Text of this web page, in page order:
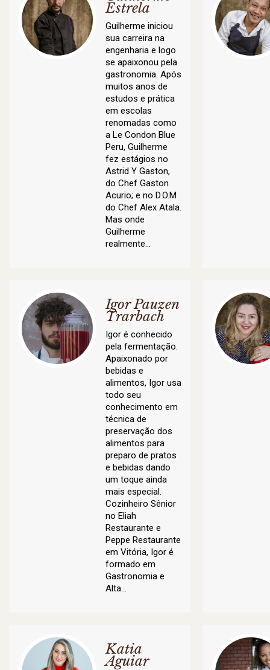
Estrela
Guilherme iniciou
sua carreira na
engenharia e logo
se apaixonou pela
gastronomia. Após
muitos anos de
estudos e prática
em escolas
renomadas como
a Le Condon Blue
Peru, Guilherme
fez estágios no
Astrid Y Gaston,
do Chef Gaston
Acurio; e no D.O.M
do Chef Alex Atala.
Mas onde
Guilherme
realmente…
Igor Pauzen
Trarbach
Igor é conhecido
pela fermentação.
Apaixonado por
bebidas e
alimentos, Igor usa
todo seu
conhecimento em
técnica de
preservação dos
alimentos para
preparo de pratos
e bebidas dando
um toque ainda
mais especial.
Cozinheiro Sênior
no Eliah
Restaurante e
Peppe Restaurante
em Vitória, Igor é
formado em
Gastronomia e
Alta…
Katia
Aguiar